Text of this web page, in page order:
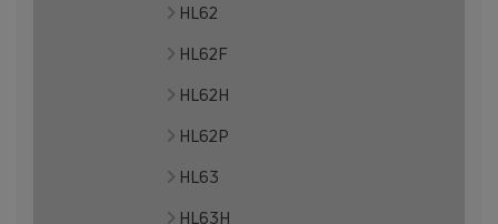
HL62
HL62F
HL62H
HL62P
HL63
HL63H